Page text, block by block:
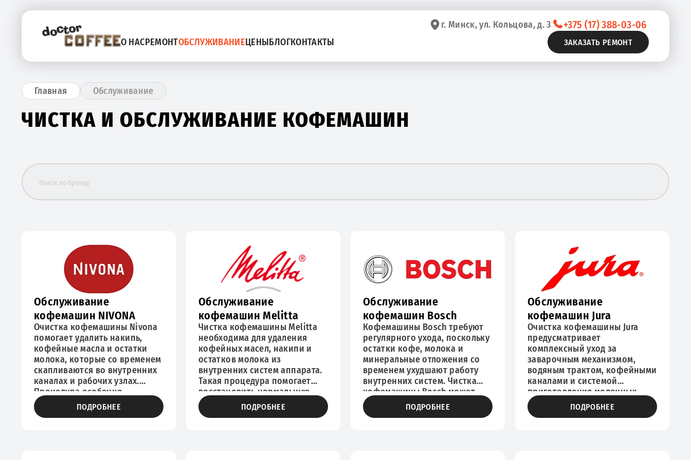
г. Минск, ул. Кольцова, д. 3 +375 (17) 388-03-06
О НАСРЕМОНТОБСЛУЖИВАНИЕЦЕНЫБЛОГКОНТАКТЫ ЗАКАЗАТЬ РЕМОНТ
Главная Обслуживание
ЧИСТКА И ОБСЛУЖИВАНИЕ КОФЕМАШИН
Обслуживание
кофемашин NIVONA
Очистка кофемашины Nivona
помогает удалить накипь,
кофейные масла и остатки
молока, которые со временем
скапливаются во внутренних
каналах и рабочих узлах.
Процедура особенно
актуальна, если техника стала
медленнее готовить напитки,
ПОДРОБНЕЕ
Обслуживание
кофемашин Melitta
Чистка кофемашины Melitta
необходима для удаления
кофейных масел, накипи и
остатков молока из
внутренних систем аппарата.
Такая процедура помогает
восстановить нормальную
подачу воды, работу
капучинатора и привычный
ПОДРОБНЕЕ
Обслуживание
кофемашин Bosch
Кофемашины Bosch требуют
регулярного ухода, поскольку
остатки кофе, молока и
минеральные отложения со
временем ухудшают работу
внутренних систем. Чистка
кофемашины Bosch может
понадобиться при появлении
горечи в напитке, слабом
ПОДРОБНЕЕ
Обслуживание
кофемашин Jura
Очистка кофемашины Jura
предусматривает
комплексный уход за
заварочным механизмом,
водяным трактом, кофейными
каналами и системой
приготовления молочных
напитков. Процедура
необходима при появлении
ПОДРОБНЕЕ